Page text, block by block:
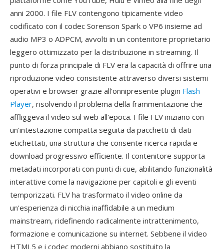
anni 2000. I file FLV contengono tipicamente video
codificato con il codec Sorenson Spark o VP6 insieme ad
audio MP3 o ADPCM, avvolti in un contenitore proprietario
leggero ottimizzato per la distribuzione in streaming. Il
punto di forza principale di FLV era la capacità di offrire una
riproduzione video consistente attraverso diversi sistemi
operativi e browser grazie all'onnipresente plugin Flash
Player, risolvendo il problema della frammentazione che
affliggeva il video sul web all'epoca. I file FLV iniziano con
un'intestazione compatta seguita da pacchetti di dati
etichettati, una struttura che consente ricerca rapida e
download progressivo efficiente. Il contenitore supporta
metadati incorporati con punti di cue, abilitando funzionalità
interattive come la navigazione per capitoli e gli eventi
temporizzati. FLV ha trasformato il video online da
un'esperienza di nicchia inaffidabile a un medium
mainstream, ridefinendo radicalmente intrattenimento,
formazione e comunicazione su internet. Sebbene il video
HTML5 e i codec moderni abbiano sostituito la